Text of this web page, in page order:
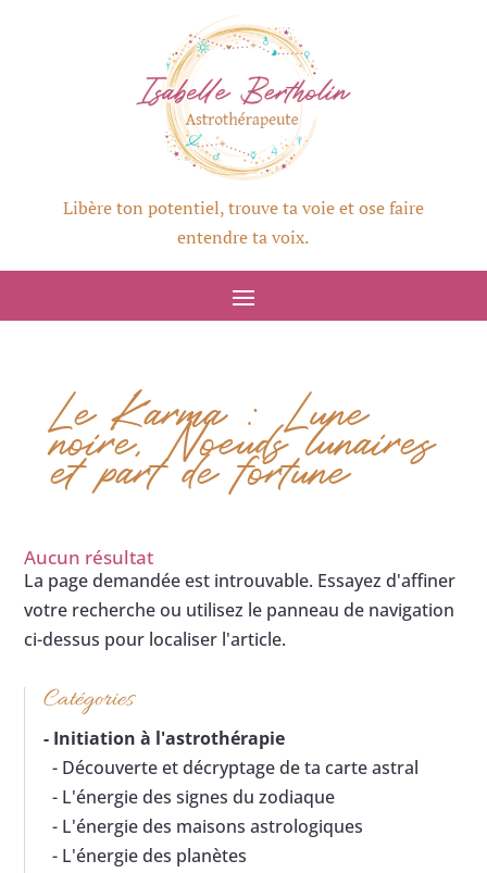
Libère ton potentiel, trouve ta voie et ose faire
entendre ta voix.
Le Karma : Lune
noire, Noeuds lunaires
et part de fortune
Aucun résultat
La page demandée est introuvable. Essayez d'affiner
votre recherche ou utilisez le panneau de navigation
ci-dessus pour localiser l'article.
Catégories
- Initiation à l'astrothérapie
- Découverte et décryptage de ta carte astral
- L'énergie des signes du zodiaque
- L'énergie des maisons astrologiques
- L'énergie des planètes